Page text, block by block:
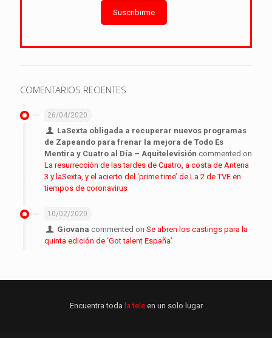
Suscribirme
COMENTARIOS RECIENTES
26/04/2020
LaSexta obligada a recuperar nuevos programas
de Zapeando para frenar la mejora de Todo Es
Mentira y Cuatro al Día – Aquitelevisión commented on
La resurrección de las tardes de Cuatro, a costa de Antena
3 y laSexta, y el acierto del ‘prime time’ de La 2 de TVE en
tiempos de coronavirus
10/02/2020
Giovana commented onSe abren los castings para la
quinta edición de ‘Got talent España’
Encuentra toda la tele en un solo lugar